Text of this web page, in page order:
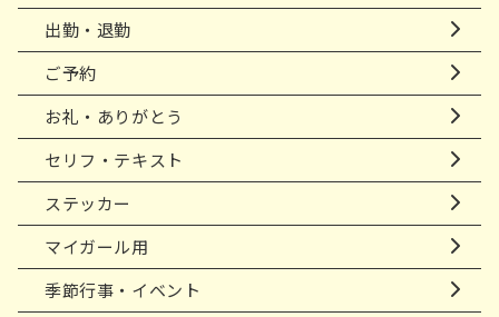
出勤・退勤
ご予約
お礼・ありがとう
セリフ・テキスト
ステッカー
マイガール用
季節行事・イベント